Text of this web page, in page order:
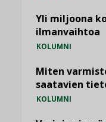
Yli miljoona
ilmanvaihtoa
KOLUMNI
Miten
saatavien
KOLUMNI